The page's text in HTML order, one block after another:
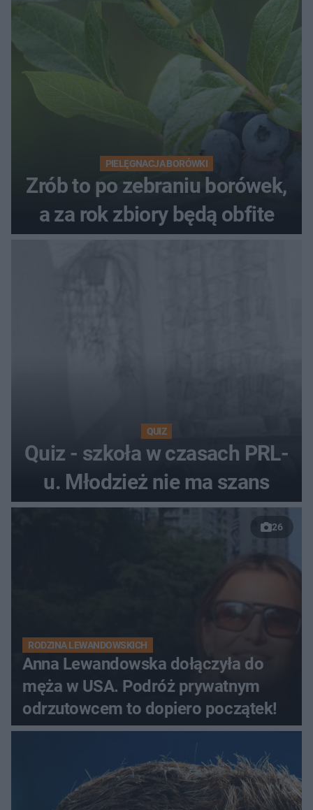
PIELĘGNACJA BORÓWKI
Zrób to po zebraniu borówek,
a za rok zbiory będą obfite
QUIZ
Quiz - szkoła w czasach PRL-
u. Młodzież nie ma szans
26
RODZINA LEWANDOWSKICH
Anna Lewandowska dołączyła do
męża w USA. Podróż prywatnym
odrzutowcem to dopiero początek!